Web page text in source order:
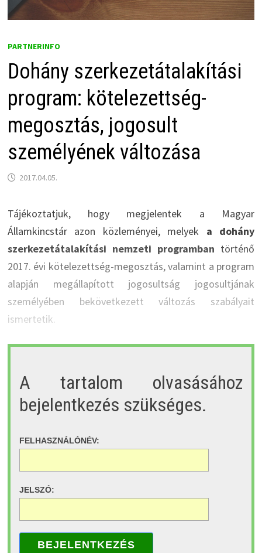
PARTNERINFO
Dohány szerkezetátalakítási
program: kötelezettség-
megosztás, jogosult
személyének változása
2017.04.05.
Tájékoztatjuk, hogy megjelentek a Magyar
Államkincstár azon közleményei, melyek a dohány
szerkezetátalakítási nemzeti programban történő
2017. évi kötelezettség-megosztás, valamint a program
alapján megállapított jogosultság jogosultjának
személyében bekövetkezett változás szabályait
ismertetik.
A tartalom olvasásához
bejelentkezés szükséges.
FELHASZNÁLÓNÉV:
JELSZÓ:
BEJELENTKEZÉS